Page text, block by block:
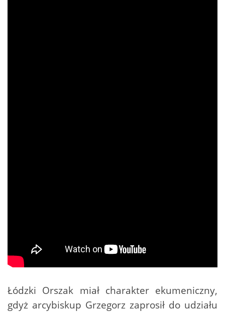
Łódzki Orszak miał charakter ekumeniczny,
gdyż arcybiskup Grzegorz zaprosił do udziału